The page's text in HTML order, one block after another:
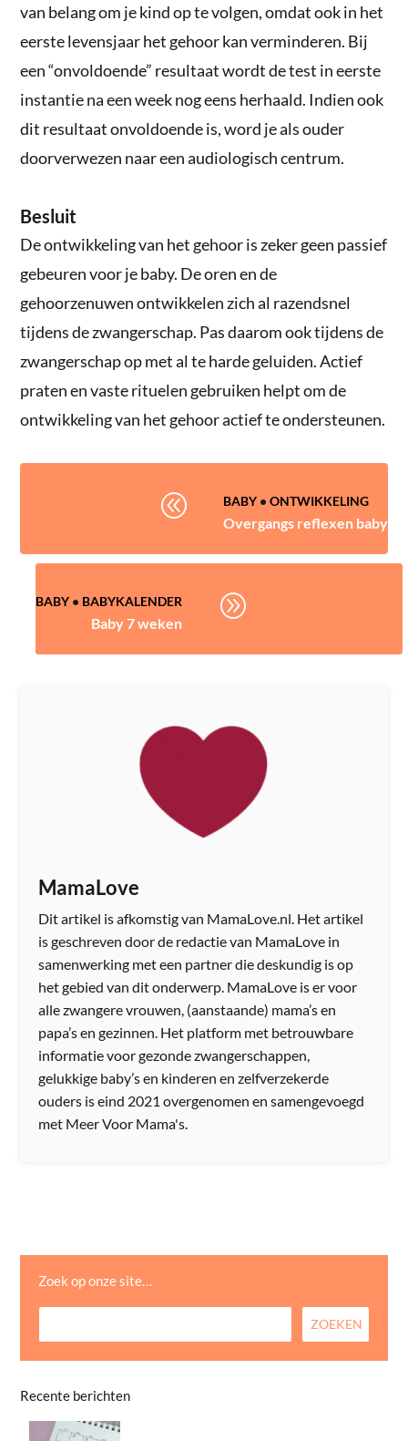
van belang om je kind op te volgen, omdat ook in het
eerste levensjaar het gehoor kan verminderen. Bij
een “onvoldoende” resultaat wordt de test in eerste
instantie na een week nog eens herhaald. Indien ook
dit resultaat onvoldoende is, word je als ouder
doorverwezen naar een audiologisch centrum.
Besluit
De ontwikkeling van het gehoor is zeker geen passief
gebeuren voor je baby. De oren en de
gehoorzenuwen ontwikkelen zich al razendsnel
tijdens de zwangerschap. Pas daarom ook tijdens de
zwangerschap op met al te harde geluiden. Actief
praten en vaste rituelen gebruiken helpt om de
ontwikkeling van het gehoor actief te ondersteunen.
@ BABY• ONTWIKKELING
Overgangs reflexen baby
BABY• BABYKALENDER
Baby 7 weken
A
MamaLove
Dit artikel is afkomstig van MamaLove.nl. Het artikel
is geschreven door de redactie van MamaLove in
samenwerking met een partner die deskundig is op
het gebied van dit onderwerp. MamaLove is er voor
alle zwangere vrouwen, (aanstaande) mama’s en
papa’s en gezinnen. Het platform met betrouwbare
informatie voor gezonde zwangerschappen,
gelukkige baby’s en kinderen en zelfverzekerde
ouders is eind 2021 overgenomen en samengevoegd
met Meer Voor Mama's.
Zoek op onze site…
Recente berichten